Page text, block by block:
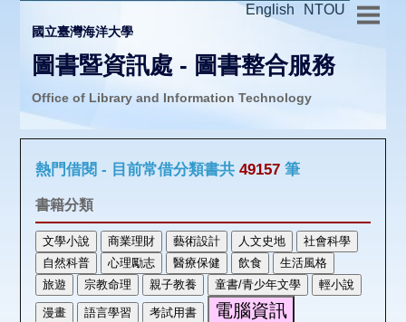
NTOU
English
國立臺灣海洋大學
圖書暨資訊處 - 圖書整合服務
Office of Library and Information Technology
推廣活動
圖書互借
線上報名
熱門借閱 - 目前常借分類書共 49157筆
書籍分類